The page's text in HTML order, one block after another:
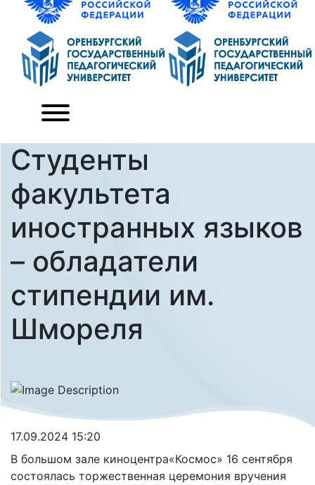
Студенты
факультета
иностранных языков
– обладатели
стипендии им.
Шмореля
17.09.2024 15:20
В большом зале киноцентра«Космос» 16 сентября
состоялась торжественная церемония вручения